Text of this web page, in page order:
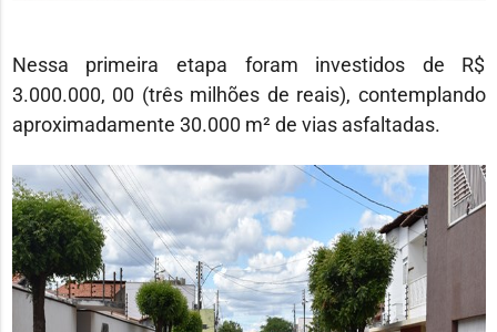
Nessa primeira etapa foram investidos de R$
3.000.000, 00 (três milhões de reais), contemplando
aproximadamente 30.000 m² de vias asfaltadas.